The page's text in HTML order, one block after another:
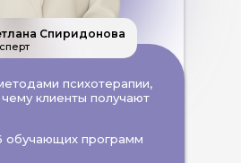
Спиридонова
психотерапии,
клиенты получают
обучающих программ